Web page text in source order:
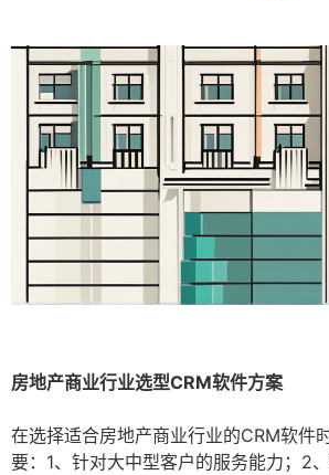
房地产商业行业选型CRM软件方案
在选择适合房地产商业行业的CRM软件
要：1、针对大中型客户的服务能力；2